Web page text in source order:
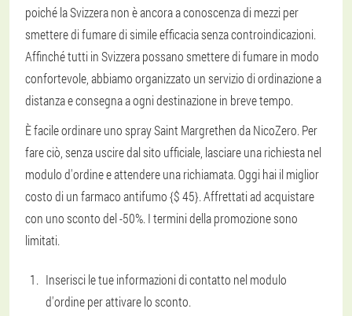
poiché la Svizzera non è ancora a conoscenza di mezzi per
smettere di fumare di simile efficacia senza controindicazioni.
Affinché tutti in Svizzera possano smettere di fumare in modo
confortevole, abbiamo organizzato un servizio di ordinazione a
distanza e consegna a ogni destinazione in breve tempo.
È facile ordinare uno spray Saint Margrethen da NicoZero. Per
fare ciò, senza uscire dal sito ufficiale, lasciare una richiesta nel
modulo d'ordine e attendere una richiamata. Oggi hai il miglior
costo di un farmaco antifumo {$ 45}. Affrettati ad acquistare
con uno sconto del -50%. I termini della promozione sono
limitati.
Inserisci le tue informazioni di contatto nel modulo
d'ordine per attivare lo sconto.